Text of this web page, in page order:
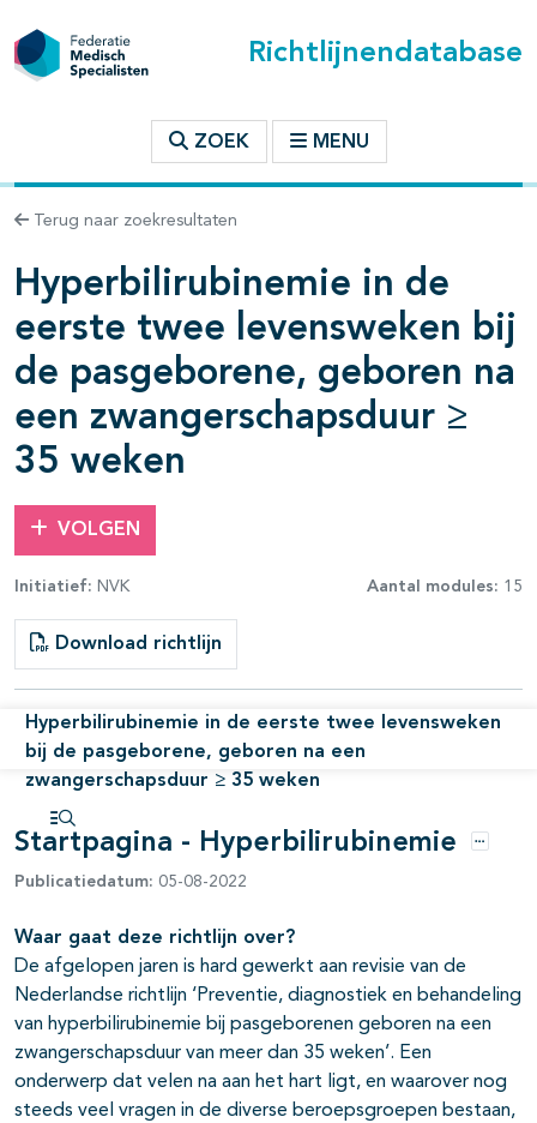
Richtlijnendatabase
ZOEK MENU
Terug naar zoekresultaten
Hyperbilirubinemie in de
eerste twee levensweken bij
de pasgeborene, geboren na
een zwangerschapsduur ≥
35 weken
VOLGEN
Initiatief: NVK Aantal modules: 15
Download richtlijn
Hyperbilirubinemie in de eerste twee levensweken
bij de pasgeborene, geboren na een
zwangerschapsduur ≥ 35 weken
Open inhoudsopgave
binnen deze richtlijn
Startpagina - Hyperbilirubinemie Opties
Publicatiedatum: 05-08-2022
Waar gaat deze richtlijn over?
De afgelopen jaren is hard gewerkt aan revisie van de
Nederlandse richtlijn ‘Preventie, diagnostiek en behandeling
van hyperbilirubinemie bij pasgeborenen geboren na een
zwangerschapsduur van meer dan 35 weken’. Een
onderwerp dat velen na aan het hart ligt, en waarover nog
steeds veel vragen in de diverse beroepsgroepen bestaan,